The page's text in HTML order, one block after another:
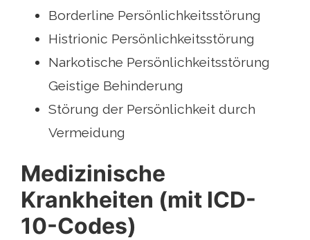
Borderline Persönlichkeitsstörung
Histrionic Persönlichkeitsstörung
Narkotische Persönlichkeitsstörung
Geistige Behinderung
Störung der Persönlichkeit durch
Vermeidung
Medizinische
Krankheiten (mit ICD-
10-Codes)